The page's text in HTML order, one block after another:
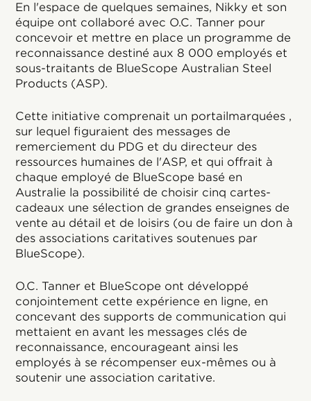
En l'espace de quelques semaines, Nikky et son
équipe ont collaboré avec O.C. Tanner pour
concevoir et mettre en place un programme de
reconnaissance destiné aux 8 000 employés et
sous-traitants de BlueScope Australian Steel
Products (ASP).
Cette initiative comprenait un portailmarquées ,
sur lequel figuraient des messages de
remerciement du PDG et du directeur des
ressources humaines de l'ASP, et qui offrait à
chaque employé de BlueScope basé en
Australie la possibilité de choisir cinq cartes-
cadeaux une sélection de grandes enseignes de
vente au détail et de loisirs (ou de faire un don à
des associations caritatives soutenues par
BlueScope).
O.C. Tanner et BlueScope ont développé
conjointement cette expérience en ligne, en
concevant des supports de communication qui
mettaient en avant les messages clés de
reconnaissance, encourageant ainsi les
employés à se récompenser eux-mêmes ou à
soutenir une association caritative.